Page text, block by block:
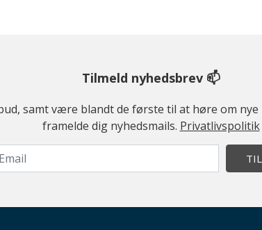
Tilmeld nyhedsbrev 📫
samt være blandt de første til at høre om
framelde dig nyhedsmails. Privatlivspolitik